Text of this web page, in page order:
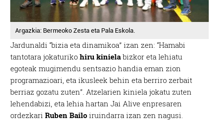
Argazkia: Bermeoko Zesta eta Pala Eskola.
Jardunaldi “bizia eta dinamikoa” izan zen: “Hamabi
tantotara jokaturikohiru kiniela bizkor eta lehiatu
egoteak mugimendu sentsazio handia eman zion
programazioari, eta ikusleek behin eta berriro zerbait
berriaz gozatu zuten”. Atzelarien kiniela jokatu zuten
lehendabizi, eta lehia hartan Jai Alive enpresaren
ordezkariRuben Bailo iruindarra izan zen nagusi.